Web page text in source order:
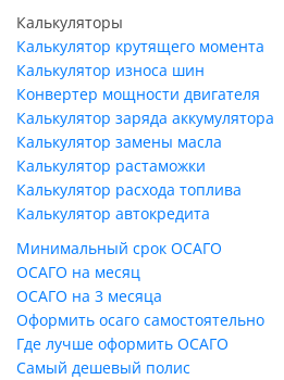
Калькуляторы
Калькулятор крутящего момента
Калькулятор износа шин
Конвертер мощности двигателя
Калькулятор заряда аккумулятора
Калькулятор замены масла
Калькулятор растаможки
Калькулятор расхода топлива
Калькулятор автокредита
Минимальный срок ОСАГО
ОСАГО на месяц
ОСАГО на 3 месяца
Оформить осаго самостоятельно
Где лучше оформить ОСАГО
Самый дешевый полис